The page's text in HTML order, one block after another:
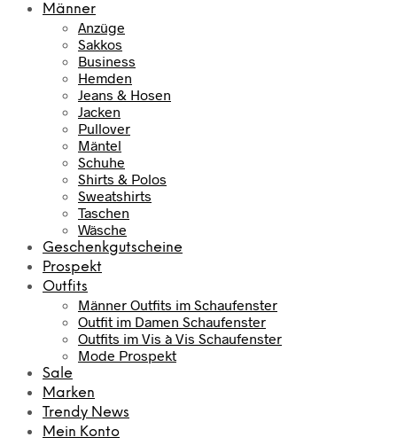
Männer
Anzüge
Sakkos
Business
Hemden
Jeans & Hosen
Jacken
Pullover
Mäntel
Schuhe
Shirts & Polos
Sweatshirts
Taschen
Wäsche
Geschenkgutscheine
Prospekt
Outfits
Männer Outfits im Schaufenster
Outfit im Damen Schaufenster
Outfits im Vis à Vis Schaufenster
Mode Prospekt
Sale
Marken
Trendy News
Mein Konto